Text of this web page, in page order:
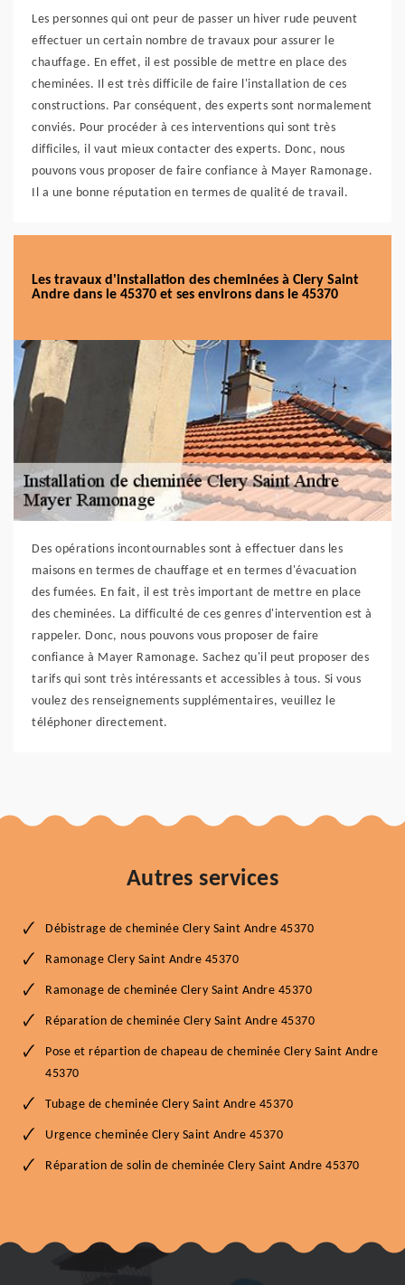
Les personnes qui ont peur de passer un hiver rude peuvent
effectuer un certain nombre de travaux pour assurer le
chauffage. En effet, il est possible de mettre en place des
cheminées. Il est très difficile de faire l'installation de ces
constructions. Par conséquent, des experts sont normalement
conviés. Pour procéder à ces interventions qui sont très
difficiles, il vaut mieux contacter des experts. Donc, nous
pouvons vous proposer de faire confiance à Mayer Ramonage.
Il a une bonne réputation en termes de qualité de travail.
Les travaux d'installation des cheminées à Clery Saint
Andre dans le 45370 et ses environs dans le 45370
Des opérations incontournables sont à effectuer dans les
maisons en termes de chauffage et en termes d'évacuation
des fumées. En fait, il est très important de mettre en place
des cheminées. La difficulté de ces genres d'intervention est à
rappeler. Donc, nous pouvons vous proposer de faire
confiance à Mayer Ramonage. Sachez qu'il peut proposer des
tarifs qui sont très intéressants et accessibles à tous. Si vous
voulez des renseignements supplémentaires, veuillez le
téléphoner directement.
Autres services
Débistrage de cheminée Clery Saint Andre 45370
Ramonage Clery Saint Andre 45370
Ramonage de cheminée Clery Saint Andre 45370
Réparation de cheminée Clery Saint Andre 45370
Pose et répartion de chapeau de cheminée Clery Saint Andre
45370
Tubage de cheminée Clery Saint Andre 45370
Urgence cheminée Clery Saint Andre 45370
Réparation de solin de cheminée Clery Saint Andre 45370